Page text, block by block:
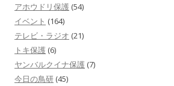
アホウドリ保護 (54)
イベント (164)
テレビ・ラジオ (21)
トキ保護 (6)
ヤンバルクイナ保護 (7)
今日の鳥研 (45)